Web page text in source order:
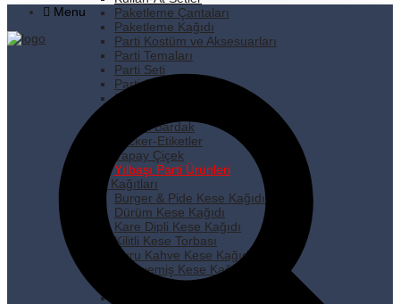
Paketleme Çantaları
Paketleme Kağıdı
Parti Kostüm ve Aksesuarları
Parti Temaları
Parti Seti
Parti Süsleri
Pipet
Plastik Bardak
Sticker-Etiketler
Yapay Çiçek
Yılbaşı Parti Ürünleri
Kese Kağıtları
Burger & Pide Kese Kağıdı
Dürüm Kese Kağıdı
Kare Dipli Kese Kağıdı
Kilitli Kese Torbası
Kuru Kahve Kese Kağıdı
Kuruyemiş Kese Kağıdı
Pastane Kese Kağıdı
Menu